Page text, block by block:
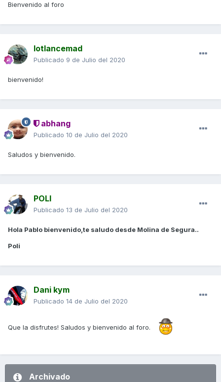
Bienvenido al foro
lotlancemad
Publicado 9 de Julio del 2020
bienvenido!
abhang
Publicado 10 de Julio del 2020
Saludos y bienvenido.
POLI
Publicado 13 de Julio del 2020
Hola Pablo bienvenido,te saludo desde Molina de Segura..
Poli
Dani kym
Publicado 14 de Julio del 2020
Que la disfrutes! Saludos y bienvenido al foro.
Archivado